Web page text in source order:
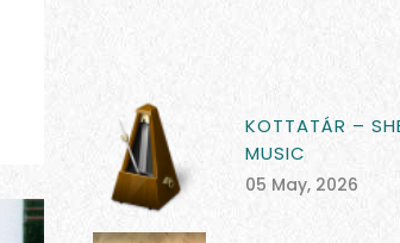
KOTTATÁR –
MUSIC
05 May, 2026